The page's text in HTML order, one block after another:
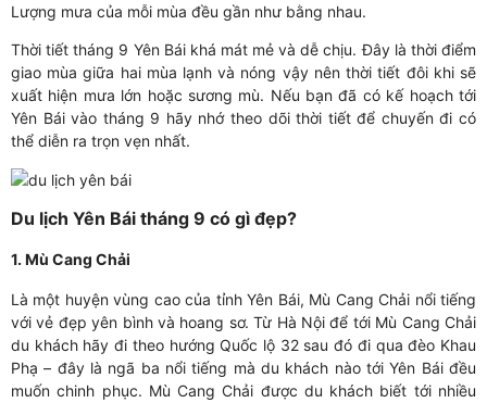
Lượng mưa của mỗi mùa đều gần như bằng nhau.
Thời tiết tháng 9 Yên Bái khá mát mẻ và dễ chịu. Đây là thời điểm
giao mùa giữa hai mùa lạnh và nóng vậy nên thời tiết đôi khi sẽ
xuất hiện mưa lớn hoặc sương mù. Nếu bạn đã có kế hoạch tới
Yên Bái vào tháng 9 hãy nhớ theo dõi thời tiết để chuyến đi có
thể diễn ra trọn vẹn nhất.
Du lịch Yên Bái tháng 9 có gì đẹp?
1. Mù Cang Chải
Là một huyện vùng cao của tỉnh Yên Bái, Mù Cang Chải nổi tiếng
với vẻ đẹp yên bình và hoang sơ. Từ Hà Nội để tới Mù Cang Chải
du khách hãy đi theo hướng Quốc lộ 32 sau đó đi qua đèo Khau
Phạ – đây là ngã ba nổi tiếng mà du khách nào tới Yên Bái đều
muốn chinh phục. Mù Cang Chải được du khách biết tới nhiều